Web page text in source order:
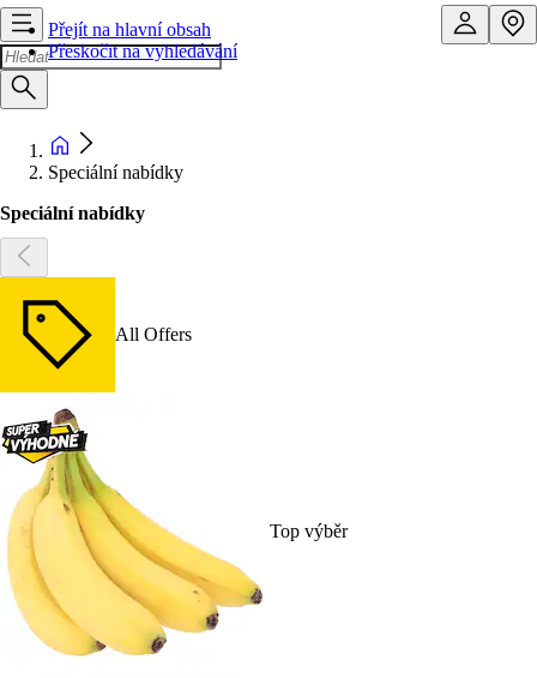
Přejít na hlavní obsah
Přeskočit na vyhledávání
Speciální nabídky
Speciální nabídky
All Offers
Top výběr